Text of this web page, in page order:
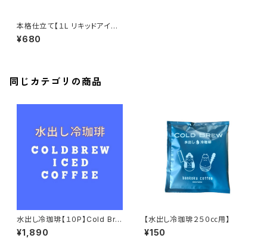
本格仕立て【１L リキッドアイス
コーヒー(無糖)】
¥680
同じカテゴリの商品
水出し冷珈琲【１０P】Cold Bre
w
¥1,890
【水出し冷珈琲２５０㏄用】
¥150